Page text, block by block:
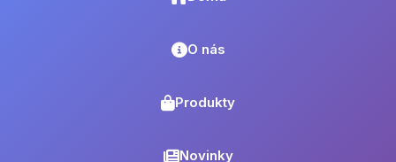
O nás
Produkty
Novinky